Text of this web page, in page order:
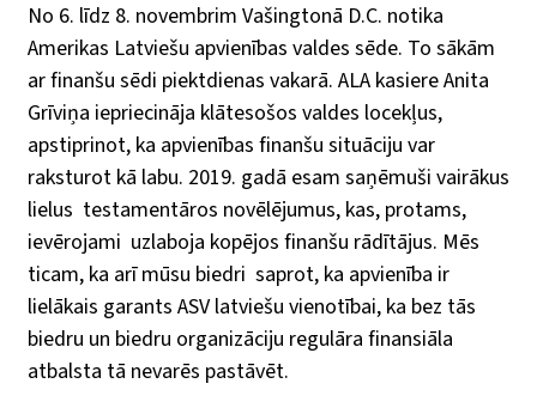
No 6. līdz 8. novembrim Vašingtonā D.C. notika
Amerikas Latviešu apvienības valdes sēde. To sākām
ar finanšu sēdi piektdienas vakarā. ALA kasiere Anita
Grīviņa iepriecināja klātesošos valdes locekļus,
apstiprinot, ka apvienības finanšu situāciju var
raksturot kā labu. 2019. gadā esam saņēmuši vairākus
lielus testamentāros novēlējumus, kas, protams,
ievērojami uzlaboja kopējos finanšu rādītājus. Mēs
ticam, ka arī mūsu biedri saprot, ka apvienība ir
lielākais garants ASV latviešu vienotībai, ka bez tās
biedru un biedru organizāciju regulāra finansiāla
atbalsta tā nevarēs pastāvēt.